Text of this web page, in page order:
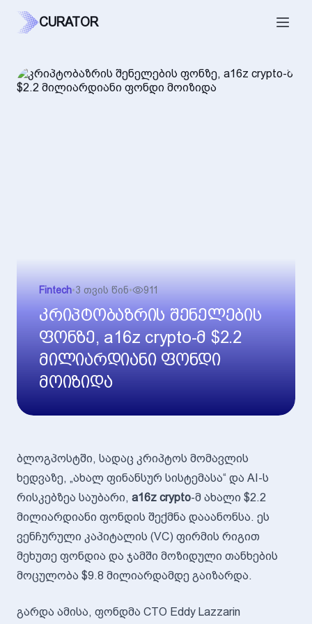
CURATOR
Fintech•3 თვის წინ• 911
კრიპტობაზრის შენელების
ფონზე, a16z crypto-მ $2.2
მილიარდიანი ფონდი
მოიზიდა
ბლოგპოსტში, სადაც კრიპტოს მომავლის
ხედვაზე, „ახალ ფინანსურ სისტემასა“ და AI-ს
რისკებზეა საუბარი, a16z crypto-მ ახალი $2.2
მილიარდიანი ფონდის შექმნა დააანონსა. ეს
ვენჩურული კაპიტალის (VC) ფირმის რიგით
მეხუთე ფონდია და ჯამში მოზიდული თანხების
მოცულობა $9.8 მილიარდამდე გაიზარდა.
გარდა ამისა, ფონდმა CTO Eddy Lazzarin